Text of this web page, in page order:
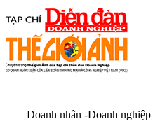
Doanh nhân -Doanh nghiệp